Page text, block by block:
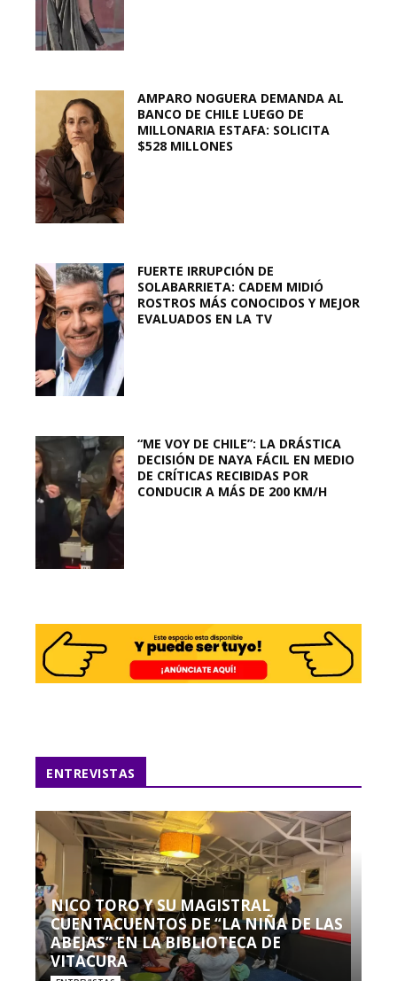
AMPARO NOGUERA DEMANDA AL
BANCO DE CHILE LUEGO DE
MILLONARIA ESTAFA: SOLICITA
$528 MILLONES
FUERTE IRRUPCIÓN DE
SOLABARRIETA: CADEM MIDIÓ
ROSTROS MÁS CONOCIDOS Y MEJOR
EVALUADOS EN LA TV
“ME VOY DE CHILE”: LA DRÁSTICA
DECISIÓN DE NAYA FÁCIL EN MEDIO
DE CRÍTICAS RECIBIDAS POR
CONDUCIR A MÁS DE 200 KM/H
ENTREVISTAS
NICO TORO Y SU MAGISTRAL
CUENTACUENTOS DE “LA NIÑA DE LAS
ABEJAS” EN LA BIBLIOTECA DE
VITACURA